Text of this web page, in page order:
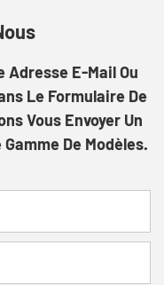
Adresse E-Mail Ou
Le Formulaire De
Vous Envoyer Un
De Modèles.